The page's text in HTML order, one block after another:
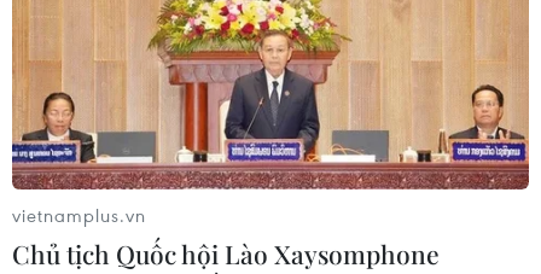
Standard Chartered huy động thành
công khoản vay xã hội 721 triệu USD
cho HDBank
05/08/2026 07:46
vietnamplus.vn
Chủ tịch Quốc hội Lào Xaysomphone